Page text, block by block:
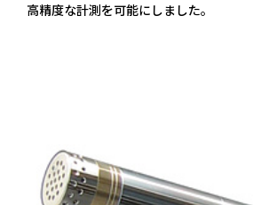
高精度な計測を可能にしました。